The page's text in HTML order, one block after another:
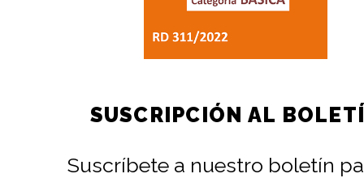
SUSCRIPCIÓN AL
Suscríbete a nuestro boletín